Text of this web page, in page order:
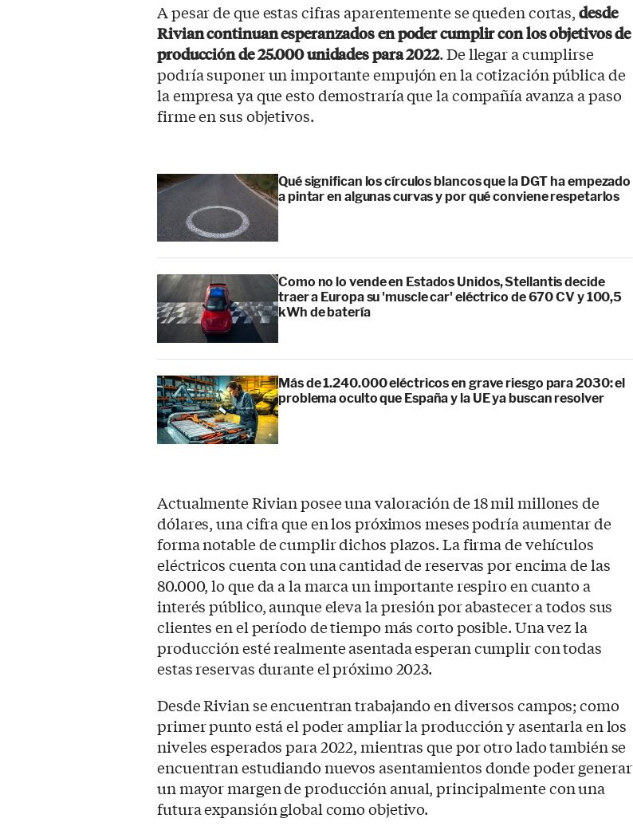
A pesar de que estas cifras aparentemente se queden cortas,desde
Rivian continuan esperanzados en poder cumplir con los objetivos de
producción de 25.000 unidades para 2022. De llegar a cumplirse
podría suponer un importante empujón en la cotización pública de
la empresa ya que esto demostraría que la compañía avanza a paso
firme en sus objetivos.
Qué significan los círculos blancos que la DGT ha empezado
a pintar en algunas curvas y por qué conviene respetarlos
Como no lo vende en Estados Unidos, Stellantis decide
traer a Europa su 'muscle car' eléctrico de 670 CV y 100,5
kWh de batería
Más de 1.240.000 eléctricos en grave riesgo para 2030: el
problema oculto que España y la UE ya buscan resolver
Actualmente Rivian posee una valoración de 18 mil millones de
dólares, una cifra que en los próximos meses podría aumentar de
forma notable de cumplir dichos plazos. La firma de vehículos
eléctricos cuenta con una cantidad de reservas por encima de las
80.000, lo que da a la marca un importante respiro en cuanto a
interés público, aunque eleva la presión por abastecer a todos sus
clientes en el período de tiempo más corto posible. Una vez la
producción esté realmente asentada esperan cumplir con todas
estas reservas durante el próximo 2023.
Desde Rivian se encuentran trabajando en diversos campos; como
primer punto está el poder ampliar la producción y asentarla en los
niveles esperados para 2022, mientras que por otro lado también se
encuentran estudiando nuevos asentamientos donde poder generar
un mayor margen de producción anual, principalmente con una
futura expansión global como objetivo.